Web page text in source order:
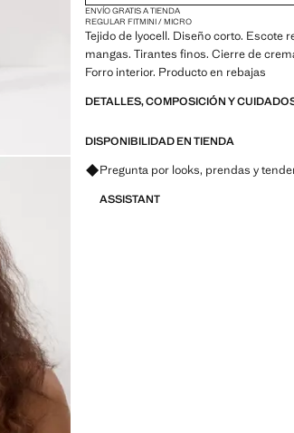
ENVÍO GRATIS A TIENDA
REGULAR FITMINI / MICRO
Tejido de lyocell. Diseño corto. Escote
mangas. Tirantes finos. Cierre de
Forro interior. Producto en rebajas
DETALLES, COMPOSICIÓN Y
DISPONIBILIDAD EN TIENDA
Pregunta por looks, prendas y
ASSISTANT